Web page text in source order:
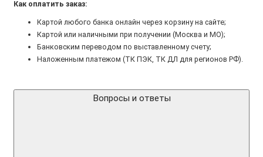
Как оплатить заказ:
Картой любого банка онлайн через корзину на сайте;
Картой или наличными при получении (Москва и МО);
Банковским переводом по выставленному счету;
Наложенным платежом (ТК ПЭК, ТК ДЛ для регионов РФ).
Вопросы и ответы